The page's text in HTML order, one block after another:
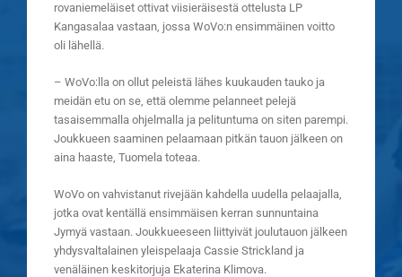
rovaniemeläiset ottivat viisieräisestä ottelusta LP
Kangasalaa vastaan, jossa WoVo:n ensimmäinen voitto
oli lähellä.
– WoVo:lla on ollut peleistä lähes kuukauden tauko ja
meidän etu on se, että olemme pelanneet pelejä
tasaisemmalla ohjelmalla ja pelituntuma on siten parempi.
Joukkueen saaminen pelaamaan pitkän tauon jälkeen on
aina haaste, Tuomela toteaa.
WoVo on vahvistanut rivejään kahdella uudella pelaajalla,
jotka ovat kentällä ensimmäisen kerran sunnuntaina
Jymyä vastaan. Joukkueeseen liittyivät joulutauon jälkeen
yhdysvaltalainen yleispelaaja Cassie Strickland ja
venäläinen keskitorjuja Ekaterina Klimova.